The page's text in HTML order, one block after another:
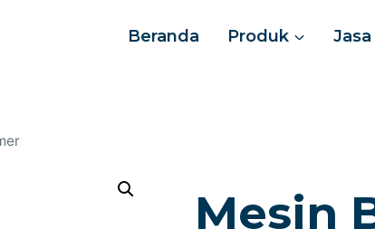
Beranda Produk Jasa
Mesin